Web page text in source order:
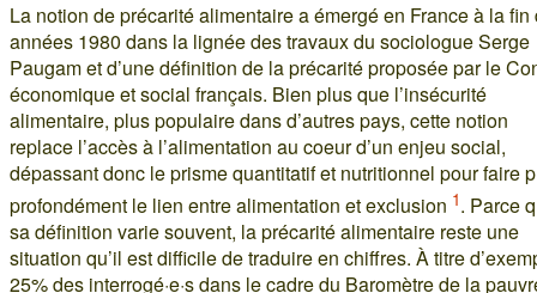
La notion de précarité alimentaire a émergé en France à la fin
années 1980 dans la lignée des travaux du sociologue Serge
Paugam et d’une définition de la précarité proposée par le
économique et social français. Bien plus que l’insécurité
alimentaire, plus populaire dans d’autres pays, cette notion
replace l’accès à l’alimentation au coeur d’un enjeu social,
dépassant donc le prisme quantitatif et nutritionnel pour faire
profondément le lien entre alimentation et exclusion 1. Parce
sa définition varie souvent, la précarité alimentaire reste une
situation qu’il est difficile de traduire en chiffres. À titre
25% des interrogé·e·s dans le cadre du Baromètre de la